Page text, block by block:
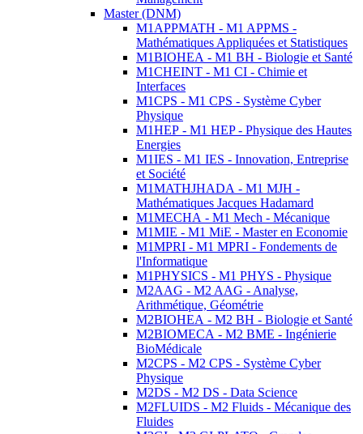
Master (DNM)
M1APPMATH - M1 APPMS -
Mathématiques Appliquées et Statistiques
M1BIOHEA - M1 BH - Biologie et Santé
M1CHEINT - M1 CI - Chimie et
Interfaces
M1CPS - M1 CPS - Système Cyber
Physique
M1HEP - M1 HEP - Physique des Hautes
Energies
M1IES - M1 IES - Innovation, Entreprise
et Société
M1MATHJHADA - M1 MJH -
Mathématiques Jacques Hadamard
M1MECHA - M1 Mech - Mécanique
M1MIE - M1 MiE - Master en Economie
M1MPRI - M1 MPRI - Fondements de
l'Informatique
M1PHYSICS - M1 PHYS - Physique
M2AAG - M2 AAG - Analyse,
Arithmétique, Géométrie
M2BIOHEA - M2 BH - Biologie et Santé
M2BIOMECA - M2 BME - Ingénierie
BioMédicale
M2CPS - M2 CPS - Système Cyber
Physique
M2DS - M2 DS - Data Science
M2FLUIDS - M2 Fluids - Mécanique des
Fluides